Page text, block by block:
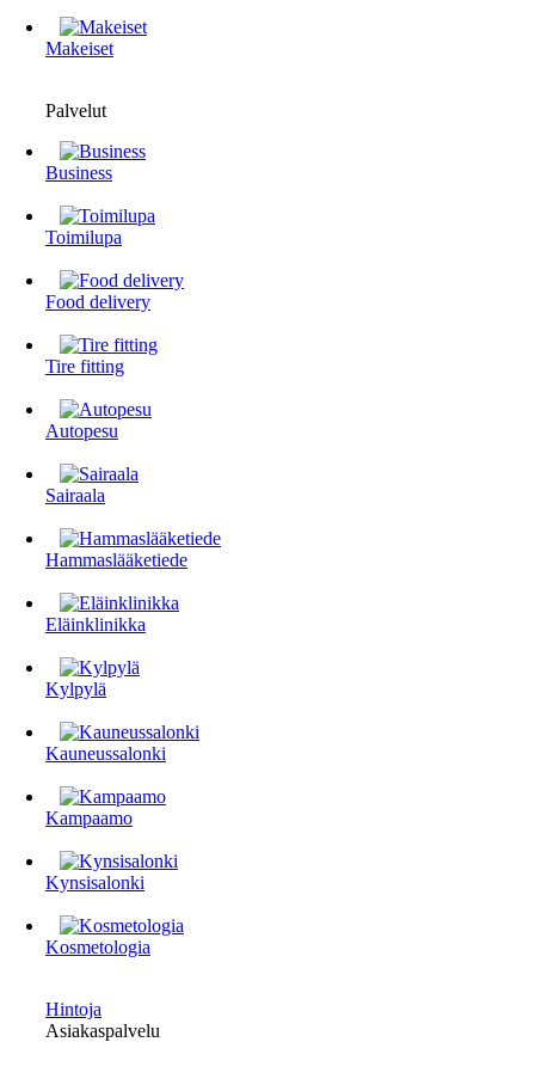
Makeiset
Palvelut
Business
Toimilupa
Food delivery
Tire fitting
Autopesu
Sairaala
Hammaslääketiede
Eläinklinikka
Kylpylä
Kauneussalonki
Kampaamo
Kynsisalonki
Kosmetologia
Hintoja
Asiakaspalvelu